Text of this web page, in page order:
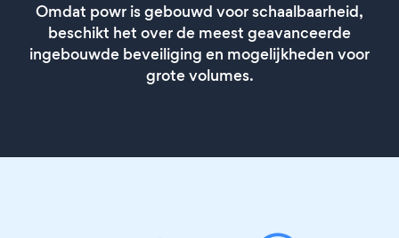
Omdat powr is gebouwd voor schaalbaarheid,
beschikt het over de meest geavanceerde
ingebouwde beveiliging en mogelijkheden voor
grote volumes.